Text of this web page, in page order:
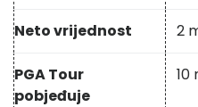
Neto vrijednost 2
PGA Tour
pobjeđuje
10